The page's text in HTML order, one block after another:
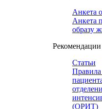
Анкета
Анкета
образу
Статьи
(ОРИТ)